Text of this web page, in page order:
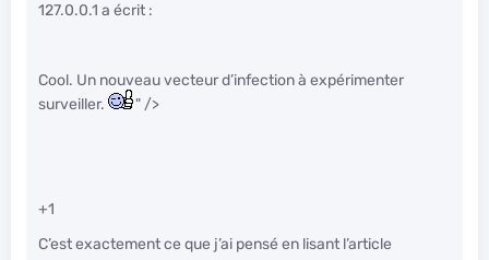
127.0.0.1 a écrit :
Cool. Un nouveau vecteur d’infection à expérimenter
surveiller.
" />
+1
C’est exactement ce que j’ai pensé en lisant l’article